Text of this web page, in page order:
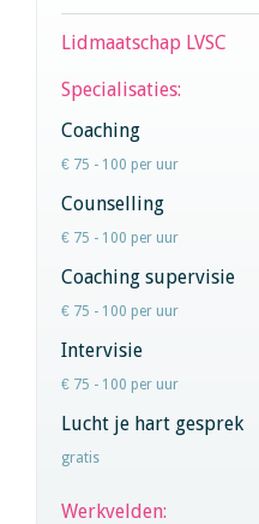
Lidmaatschap LVSC
Specialisaties:
Coaching
€ 75 - 100 per uur
Counselling
€ 75 - 100 per uur
Coaching supervisie
€ 75 - 100 per uur
Intervisie
€ 75 - 100 per uur
Lucht je hart gesprek
gratis
Werkvelden: